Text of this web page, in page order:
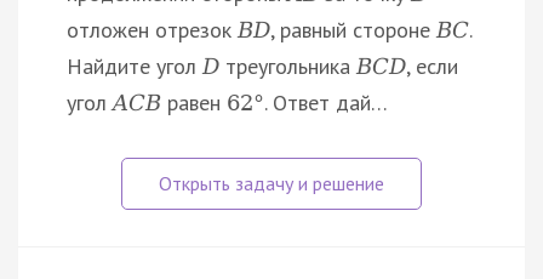
отложен отрезокBD, равный сторонеBC.
Найдите уголD треугольникаBCD, если
уголACB равен 62°. Ответ дай…